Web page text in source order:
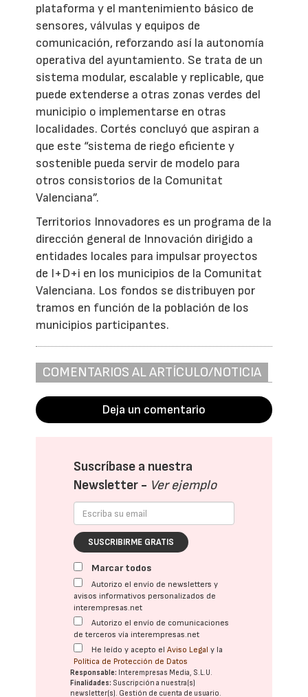
plataforma y el mantenimiento básico de
sensores, válvulas y equipos de
comunicación, reforzando así la autonomía
operativa del ayuntamiento. Se trata de un
sistema modular, escalable y replicable, que
puede extenderse a otras zonas verdes del
municipio o implementarse en otras
localidades. Cortés concluyó que aspiran a
que este “sistema de riego eficiente y
sostenible pueda servir de modelo para
otros consistorios de la Comunitat
Valenciana”.
Territorios Innovadores es un programa de la
dirección general de Innovación dirigido a
entidades locales para impulsar proyectos
de I+D+i en los municipios de la Comunitat
Valenciana. Los fondos se distribuyen por
tramos en función de la población de los
municipios participantes.
COMENTARIOS AL ARTÍCULO/NOTICIA
Deja un comentario
Suscríbase a nuestra
Newsletter - Ver ejemplo
SUSCRIBIRME GRATIS
Marcar todos
Autorizo el envío de newsletters y
avisos informativos personalizados de
interempresas.net
Autorizo el envío de comunicaciones
de terceros vía interempresas.net
He leído y acepto elAviso Legal y la
Política de Protección de Datos
Responsable: Interempresas Media, S.L.U.
Finalidades: Suscripción a nuestra(s)
newsletter(s). Gestión de cuenta de usuario.